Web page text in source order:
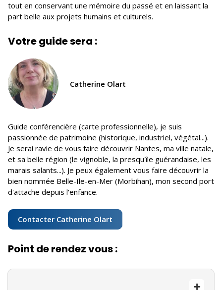
tout en conservant une mémoire du passé et en laissant la
part belle aux projets humains et culturels.
Votre guide sera :
Catherine Olart
Guide conférencière (carte professionnelle), je suis
passionnée de patrimoine (historique, industriel, végétal...).
Je serai ravie de vous faire découvrir Nantes, ma ville natale,
et sa belle région (le vignoble, la presqu'île guérandaise, les
marais salants...). Je peux également vous faire découvrir la
bien nommée Belle-Ile-en-Mer (Morbihan), mon second port
d'attache depuis l'enfance.
Contacter Catherine Olart
Point de rendez vous :